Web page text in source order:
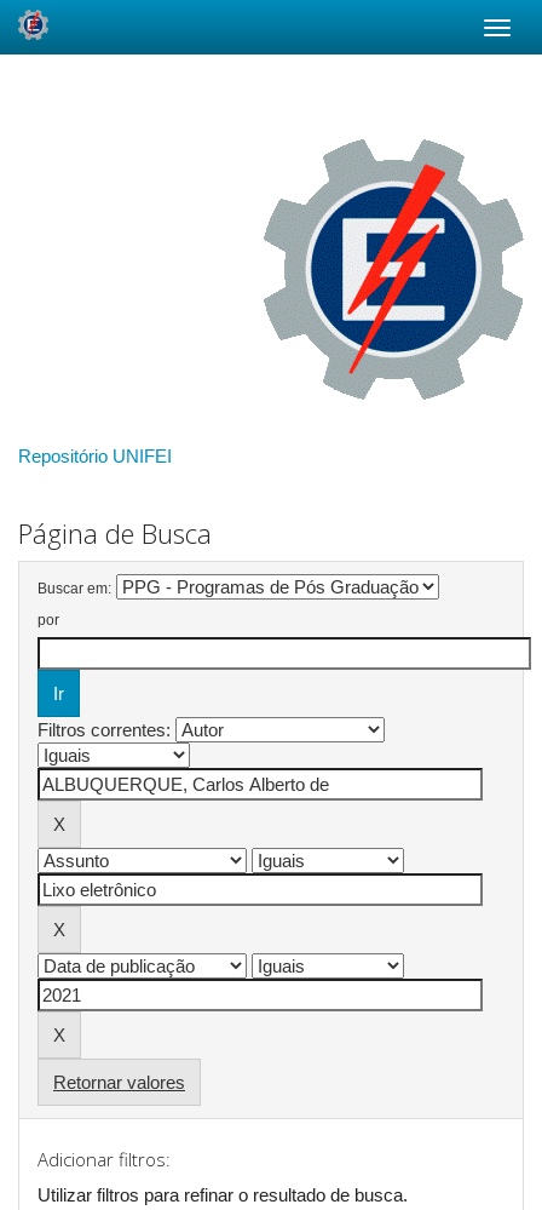
Repositório UNIFEI
Página de Busca
Buscar em:
por
Filtros correntes:
Retornar valores
Adicionar filtros:
Utilizar filtros para refinar o resultado de busca.